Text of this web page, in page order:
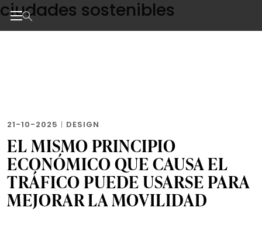
Skip
to
the
ciudades sostenibles
21-10-2025 | DESIGN
EL MISMO PRINCIPIO
ECONÓMICO QUE CAUSA EL
TRÁFICO PUEDE USARSE PARA
MEJORAR LA MOVILIDAD